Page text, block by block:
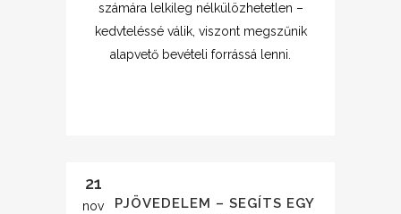
számára lelkileg nélkülözhetetlen –
kedvteléssé válik, viszont megszűnik
alapvető bevételi forrássá lenni.
21
nov
ALAPJÖVEDELEM – SEGÍTS EGY